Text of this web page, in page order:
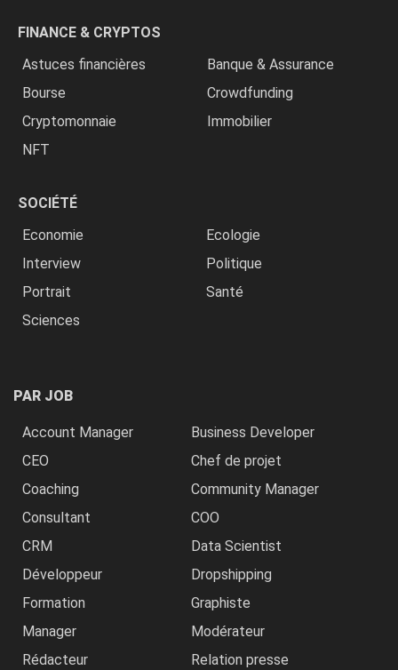
FINANCE & CRYPTOS
Astuces financières
Banque & Assurance
Bourse
Crowdfunding
Cryptomonnaie
Immobilier
NFT
SOCIÉTÉ
Economie
Ecologie
Interview
Politique
Portrait
Santé
Sciences
PAR JOB
Account Manager
Business Developer
CEO
Chef de projet
Coaching
Community Manager
Consultant
COO
CRM
Data Scientist
Développeur
Dropshipping
Formation
Graphiste
Manager
Modérateur
Rédacteur
Relation presse